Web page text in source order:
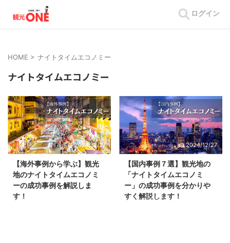
ログイン
HOME > ナイトタイムエコノミー
ナイトタイムエコノミー
2024/12/27
【海外事例から学ぶ】観光
地のナイトタイムエコノミ
ーの成功事例を解説しま
す！
2024/12/27
【国内事例７選】観光地の
「ナイトタイムエコノミ
ー」の成功事例を分かりや
すく解説します！